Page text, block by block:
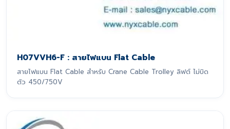
H07VVH6-F : สายไฟแบน Flat Cable
สายไฟแบน Flat Cable สำหรับ Crane Cable Trolley ลิฟต์ ไม่บิด
ตัว 450/750V